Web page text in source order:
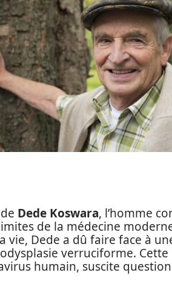
Dede Koswara, l’homme
de la médecine
vie, Dede a dû faire face à
verruciforme.
humain, suscite